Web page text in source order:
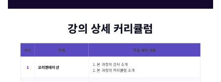
강의 상세 커리큘럼
차시 주제 학습 세부 내용
1 오리엔테이션
1. 본 과정의 강사 소개
2. 본 과정의 커리큘럼 소개